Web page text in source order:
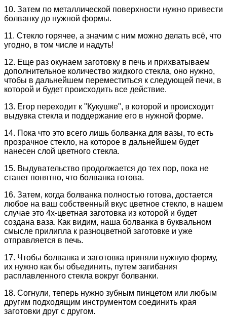
10. Затем по металлической поверхности нужно привести
болванку до нужной формы.
11. Стекло горячее, а значим с ним можно делать всё, что
угодно, в том числе и надуть!
12. Еще раз окунаем заготовку в печь и прихватываем
дополнительное количество жидкого стекла, оно нужно,
чтобы в дальнейшем переместиться к следующей печи, в
которой и будет происходить все действие.
13. Егор переходит к "Кукушке", в которой и происходит
выдувка стекла и поддержание его в нужной форме.
14. Пока что это всего лишь болванка для вазы, то есть
прозрачное стекло, на которое в дальнейшем будет
нанесен слой цветного стекла.
15. Выдувательство продолжается до тех пор, пока не
станет понятно, что болванка готова.
16. Затем, когда болванка полностью готова, достается
любое на ваш собственный вкус цветное стекло, в нашем
случае это 4х-цветная заготовка из которой и будет
создана ваза. Как видим, наша болванка в буквальном
смысле прилипла к разноцветной заготовке и уже
отправляется в печь.
17. Чтобы болванка и заготовка приняли нужную форму,
их нужно как бы объединить, путем загибания
расплавленного стекла вокруг болванки.
18. Согнули, теперь нужно зубным пинцетом или любым
другим подходящим инструментом соединить края
заготовки друг с другом.